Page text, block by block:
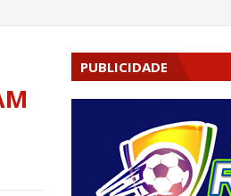
PUBLICIDADE